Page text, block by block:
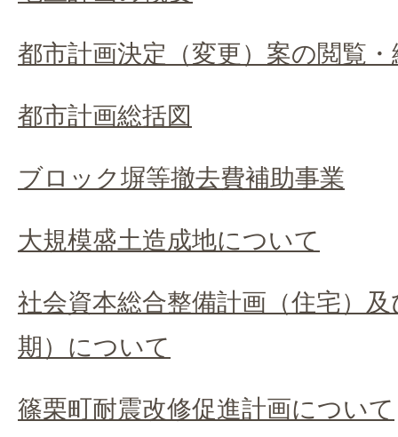
都市計画決定（変更）案の閲覧・
都市計画総括図
ブロック塀等撤去費補助事業
大規模盛土造成地について
社会資本総合整備計画（住宅）
期）について
篠栗町耐震改修促進計画について